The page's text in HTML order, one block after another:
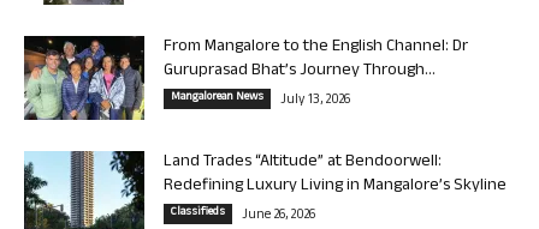
From Mangalore to the English Channel: Dr
Guruprasad Bhat’s Journey Through...
Mangalorean News July 13, 2026
Land Trades “Altitude” at Bendoorwell:
Redefining Luxury Living in Mangalore’s Skyline
Classifieds June 26, 2026